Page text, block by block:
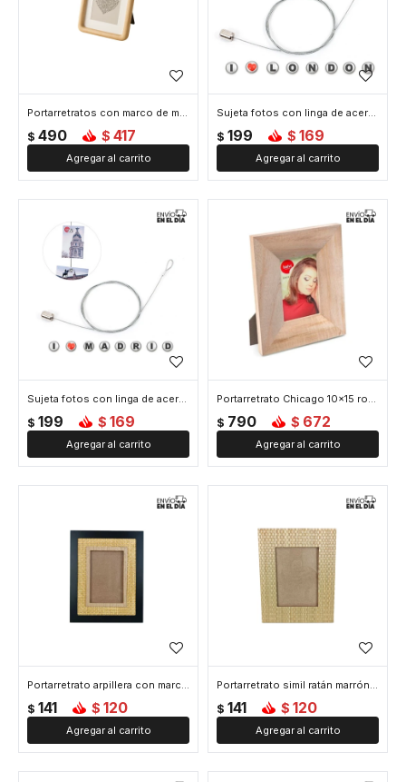
Portarretratos con marco de madera natural 18 x22cm - Madera
$ 490 $ 417
Sujeta fotos con linga de acero e imanes x8 London
$ 199 $ 169
Sujeta fotos con linga de acero e imanes x8 Madrid
$ 199 $ 169
Portarretrato Chicago 10x15 roble
$ 790 $ 672
Portarretrato arpillera con marco negro
$ 141 $ 120
Portarretrato simil ratán marrón 13 cm X 18 cm
$ 141 $ 120